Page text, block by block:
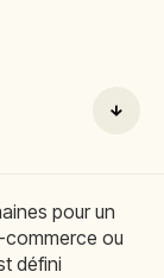
pour un
commerce ou
défini